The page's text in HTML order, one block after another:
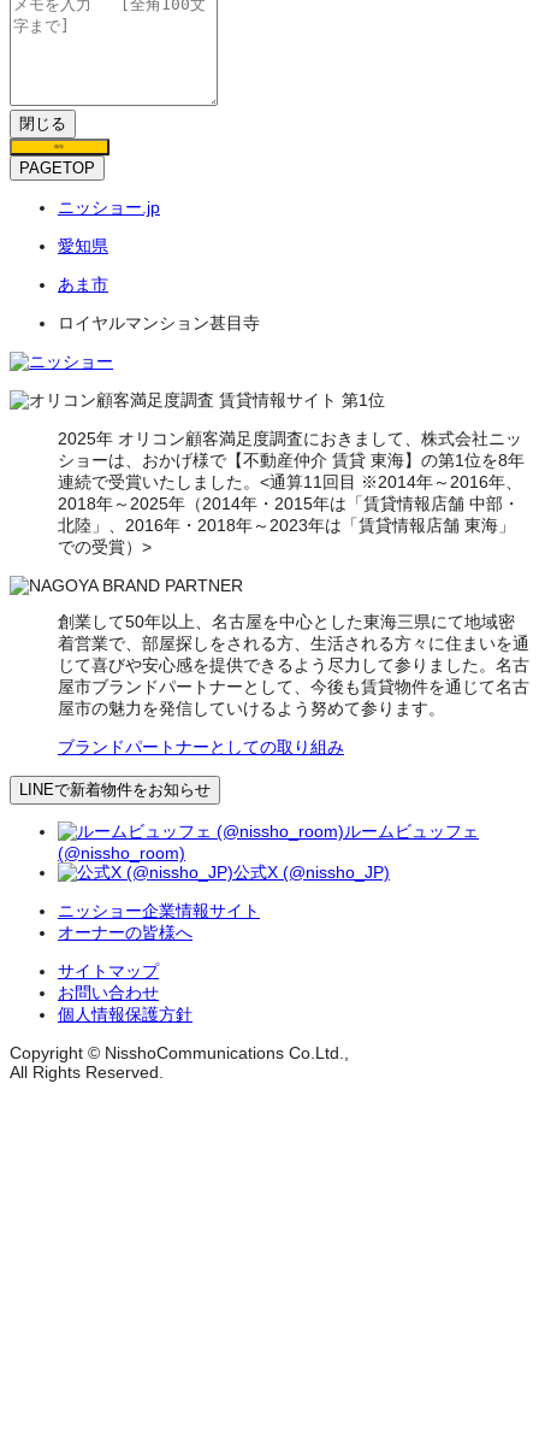
閉じる
保存
PAGETOP
ニッショー.jp
愛知県
あま市
ロイヤルマンション甚目寺
2025年 オリコン顧客満足度調査におきまして、株式会社ニッ
ショーは、おかげ様で【不動産仲介 賃貸 東海】の第1位を8年
連続で受賞いたしました。<通算11回目 ※2014年～2016年、
2018年～2025年（2014年・2015年は「賃貸情報店舗 中部・
北陸」、2016年・2018年～2023年は「賃貸情報店舗 東海」
での受賞）>
創業して50年以上、名古屋を中心とした東海三県にて地域密
着営業で、部屋探しをされる方、生活される方々に住まいを通
じて喜びや安心感を提供できるよう尽力して参りました。名古
屋市ブランドパートナーとして、今後も賃貸物件を通じて名古
屋市の魅力を発信していけるよう努めて参ります。
ブランドパートナーとしての取り組み
LINEで新着物件をお知らせ
ルームビュッフェ
(@nissho_room)
公式X (@nissho_JP)
ニッショー企業情報サイト
オーナーの皆様へ
サイトマップ
お問い合わせ
個人情報保護方針
Copyright © NisshoCommunications Co.Ltd.,
All Rights Reserved.